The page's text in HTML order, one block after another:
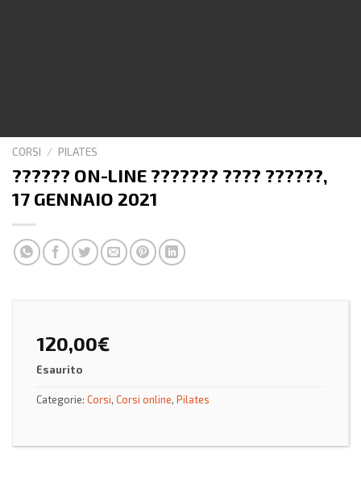
CORSI / PILATES
?????? ON-LINE ??????? ???? ??????,
17 GENNAIO 2021
120,00€
Esaurito
Categorie: Corsi, Corsi online, Pilates